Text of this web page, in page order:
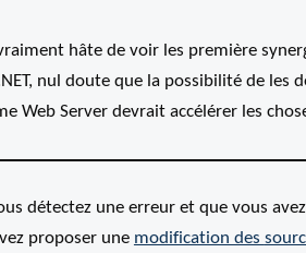
vraiment hâte de voir les première
nul doute que la possibilité de les
Web Server devrait accélérer les
détectez une erreur et que vous
proposer une modification des